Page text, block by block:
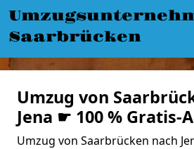
Saarbrücken
Umzug von
Jena ☛ 100 % Gratis-
Umzug von Saarbrücken nach